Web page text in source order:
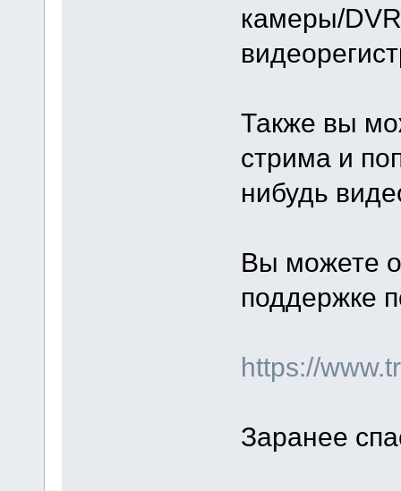
камеры/
Также вы
стрима и
нибудь
Вы можете
поддержке
https://
Заранее